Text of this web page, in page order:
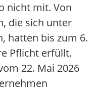
nicht mit. Von
die sich unter
hatten bis zum 6.
Pflicht erfüllt.
22. Mai 2026